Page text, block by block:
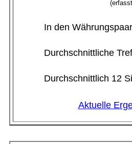
In den
Durchschnittliche
Durchschnittlich 12
Aktuelle